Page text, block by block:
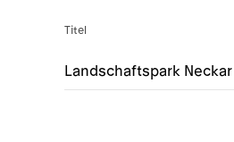
Titel
Landschaftspark